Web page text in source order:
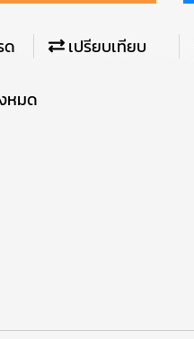
ด เปรียบเทียบ
หมด